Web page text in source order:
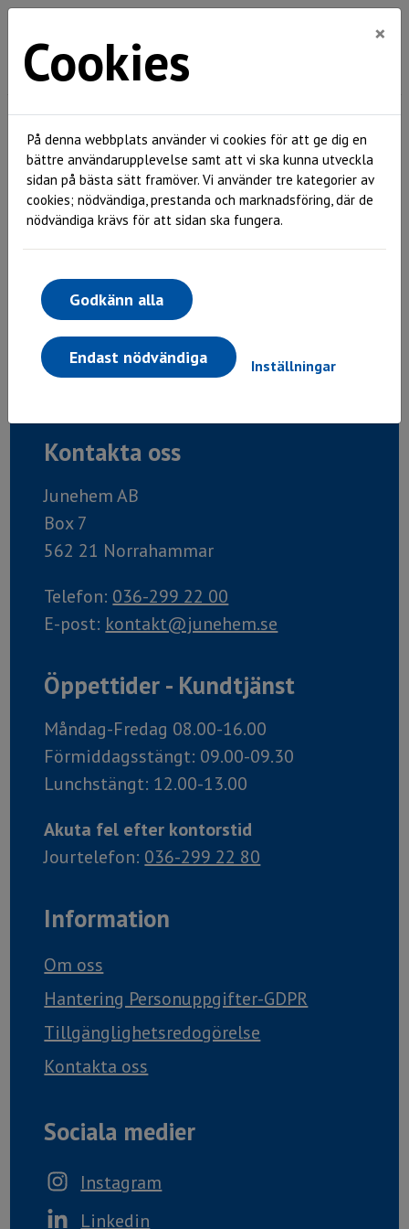
Hem Sidan kunde inte hittas
Sidan kunde inte hittas
Oj då! Det verkar som om sidan du sökte inte finns
tillgänglig. Sidan du sökte kan ha blivit borttagen, flyttad
eller tillfälligt vara nere.
Skriva det du söker i sökrutan
Trycka på logotypen eller hem
Kontakta oss
Junehem AB
Box 7
562 21 Norrahammar
Telefon: 036-299 22 00
E-post: kontakt@junehem.se
Öppettider - Kundtjänst
Måndag-Fredag 08.00-16.00
Förmiddagsstängt: 09.00-09.30
Lunchstängt: 12.00-13.00
Akuta fel efter kontorstid
Jourtelefon: 036-299 22 80
Information
Om oss
Hantering Personuppgifter-GDPR
Tillgänglighetsredogörelse
Kontakta oss
Sociala medier
Instagram
Linkedin
Cookies ×
På denna webbplats använder vi cookies för att ge dig en
bättre användarupplevelse samt att vi ska kunna utveckla
sidan på bästa sätt framöver. Vi använder tre kategorier av
cookies; nödvändiga, prestanda och marknadsföring, där de
nödvändiga krävs för att sidan ska fungera.
Godkänn alla
Endast nödvändiga Inställningar